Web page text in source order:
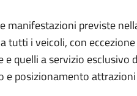
manifestazioni previste
tutti i veicoli, con
e quelli a servizio esclusivo
posizionamento